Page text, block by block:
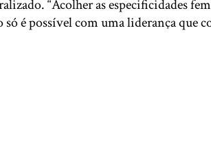
“Acolher as especificidades
é possível com uma liderança que